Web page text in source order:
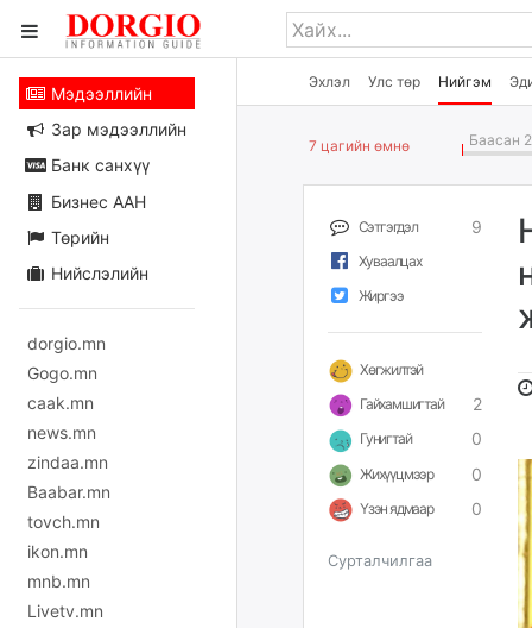
Эхлэл Улс төр Нийгэм
Мэдээллийн
Зар мэдээллийн
Банк санхүү
Бизнес ААН
Төрийн
Нийслэлийн
dorgio.mn
Gogo.mn
caak.mn
news.mn
zindaa.mn
Baabar.mn
tovch.mn
ikon.mn
mnb.mn
Livetv.mn
7 цагийн өмнө Баасан
Сэтгэгдэл 9
Хуваалцах
Жиргээ
Хөгжилтэй
Гайхамшигтай
2
Гунигтай 0
Жихүүцмээр 0
Үзэн ядмаар 0
Сурталчилгаа